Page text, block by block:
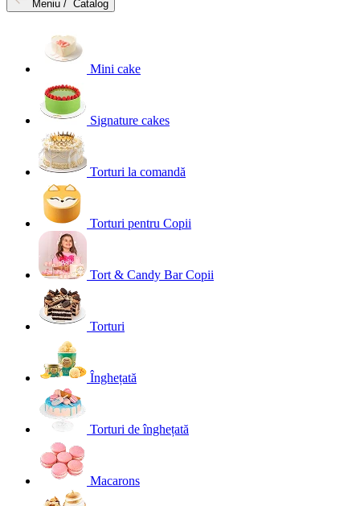
Meniu / Catalog
Mini cake
Signature cakes
Torturi la comandă
Torturi pentru Copii
Tort & Candy Bar Copii
Torturi
Înghețată
Torturi de înghețată
Macarons